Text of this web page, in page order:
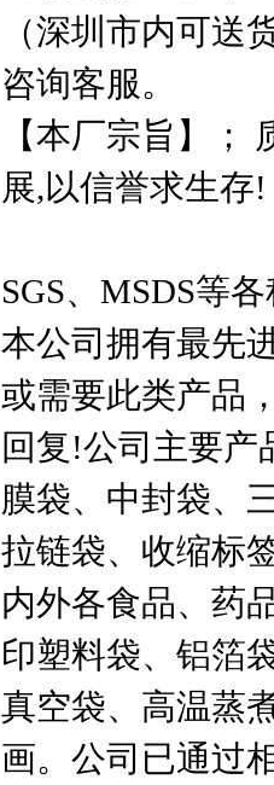
（深圳市内可送
咨询客服。
【本厂宗旨】；
展,以信誉求生存!
SGS、 MSDS等
本公司拥有最先
或需要此类产品
回复!公司主要产
膜袋、中封袋、
拉链袋、收缩标
内外各食品、药
印塑料袋、铝箔
真空袋、高温蒸
画。公司已通过